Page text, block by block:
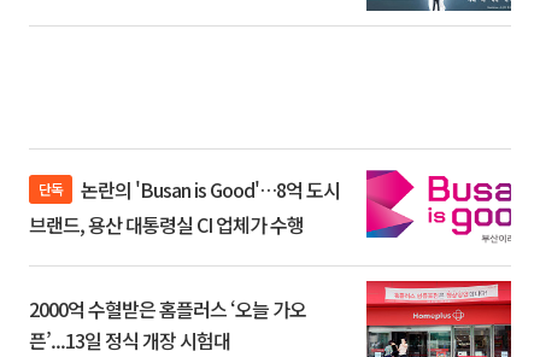
단독
브랜드, 용산 대통령실 CI 업체가 수행
2000억 수혈받은 홈플러스 ‘오늘 가오
픈’...13일 정식 개장 시험대